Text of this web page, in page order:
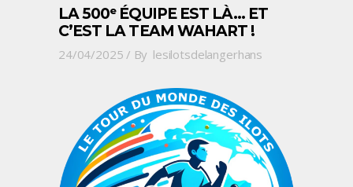
LA 500ᵉ ÉQUIPE EST LÀ… ET
C’EST LA TEAM WAHART !
24/04/2025 By lesilotsdelangerhans